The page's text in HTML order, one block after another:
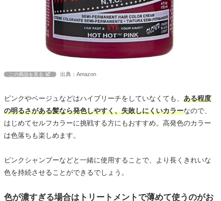
この商品を見る 出典：Amazon
ピンクやベージュなどはハイブリーチをしていなくても、 ある程度
の明るさがある髪なら発色しやすく、失敗しにくいカラーなので、
はじめてセルフカラーに挑戦する方にもおすすめ。高発色のカラー
は色落ちも楽しめます。
ピンクシャンプーなどと一緒に使用することで、より長くきれいな
色を持続させることができるでしょう。
色が濃すぎる場合はトリートメントで薄めて使うのがお